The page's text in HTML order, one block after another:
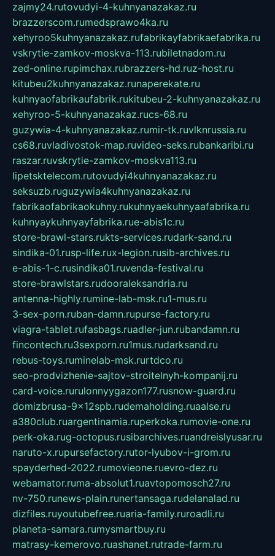
zajmy24.rutovudyi-4-kuhnyanazakaz.ru
brazzerscom.rumedsprawo4ka.ru
xehyroo5kuhnyanazakaz.rufabrikayfabrikaefabrika.ru
vskrytie-zamkov-moskva-113.rubiletnadom.ru
zed-online.rupimchax.rubrazzers-hd.ruz-host.ru
kitubeu2kuhnyanazakaz.runaperekate.ru
kuhnyaofabrikaufabrik.rukitubeu-2-kuhnyanazakaz.ru
xehyroo-5-kuhnyanazakaz.rucs-68.ru
guzywia-4-kuhnyanazakaz.rumir-tk.ruvlknrussia.ru
cs68.ruvladivostok-map.ruvideo-seks.rubankaribi.ru
raszar.ruvskrytie-zamkov-moskva113.ru
lipetsktelecom.rutovudyi4kuhnyanazakaz.ru
seksuzb.ruguzywia4kuhnyanazakaz.ru
fabrikaofabrikaokuhny.rukuhnyaekuhnyaafabrika.ru
kuhnyaykuhnyayfabrika.rue-abis1c.ru
store-brawl-stars.rukts-services.rudark-sand.ru
sindika-01.rusp-life.rux-legion.rusib-archives.ru
e-abis-1-c.rusindika01.ruvenda-festival.ru
store-brawlstars.rudooraleksandria.ru
antenna-highly.rumine-lab-msk.ru1-mus.ru
3-sex-porn.ruban-damn.rupurse-factory.ru
viagra-tablet.rufasbags.ruadler-jun.rubandamn.ru
fincontech.ru3sexporn.ru1mus.rudarksand.ru
rebus-toys.ruminelab-msk.rurtdco.ru
seo-prodvizhenie-sajtov-stroitelnyh-kompanij.ru
card-voice.rurulonnyygazon177.rusnow-guard.ru
domizbrusa-9x12spb.rudemaholding.ruaalse.ru
a380club.ruargentinamia.ruperkoka.rumovie-one.ru
perk-oka.rug-octopus.rusibarchives.ruandreislyusar.ru
naruto-x.rupursefactory.rutor-lyubov-i-grom.ru
spayderhed-2022.rumovieone.ruevro-dez.ru
webamator.ruma-absolut1.ruavtopomosch27.ru
nv-750.runews-plain.runertansaga.rudelanalad.ru
dizfiles.ruyoutubefree.ruaria-family.ruroadli.ru
planeta-samara.rumysmartbuy.ru
matrasy-kemerovo.ruashanet.rutrade-farm.ru